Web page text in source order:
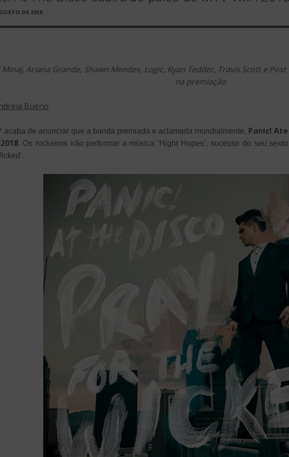
DE 2018
Minaj, Ariana Grande, Shawn Mendes, Logic, Ryan Tedder, Travis Scott e
na premiação
Bueno
acaba de anunciar que a banda premiada e aclamada mundialmente, Panic!
. Os rockeiros irão performar a música ‘Hight Hopes’, sucesso do seu